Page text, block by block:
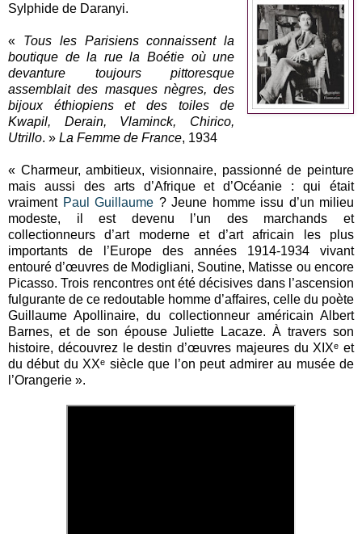
Sylphide de Daranyi.
« Tous les Parisiens connaissent la
boutique de la rue la Boétie où une
devanture toujours pittoresque
assemblait des masques nègres, des
bijoux éthiopiens et des toiles de
Kwapil, Derain, Vlaminck, Chirico,
Utrillo. » La Femme de France, 1934
« Charmeur, ambitieux, visionnaire, passionné de peinture
mais aussi des arts d’Afrique et d’Océanie : qui était
vraiment Paul Guillaume ? Jeune homme issu d’un milieu
modeste, il est devenu l’un des marchands et
collectionneurs d’art moderne et d’art africain les plus
importants de l’Europe des années 1914-1934 vivant
entouré d’œuvres de Modigliani, Soutine, Matisse ou encore
Picasso. Trois rencontres ont été décisives dans l’ascension
fulgurante de ce redoutable homme d’affaires, celle du poète
Guillaume Apollinaire, du collectionneur américain Albert
Barnes, et de son épouse Juliette Lacaze. À travers son
histoire, découvrez le destin d’œuvres majeures du XIXᵉ et
du début du XXᵉ siècle que l’on peut admirer au musée de
l’Orangerie ».